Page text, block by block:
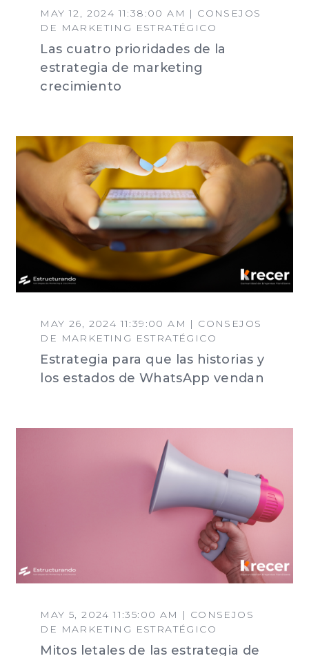
MAY 12, 2024 11:38:00 AM | CONSEJOS
DE MARKETING ESTRATÉGICO
Las cuatro prioridades de la
estrategia de marketing
crecimiento
MAY 26, 2024 11:39:00 AM | CONSEJOS
DE MARKETING ESTRATÉGICO
Estrategia para que las historias y
los estados de WhatsApp vendan
MAY 5, 2024 11:35:00 AM | CONSEJOS
DE MARKETING ESTRATÉGICO
Mitos letales de las estrategia de